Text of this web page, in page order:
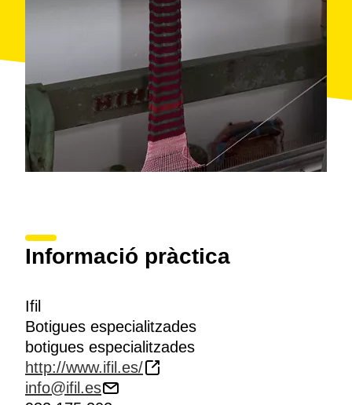
Informació pràctica
Ifil
Botigues especialitzades
botigues especialitzades
http://www.ifil.es/
info@ifil.es